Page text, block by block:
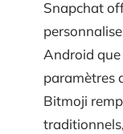
Snapchat
Android que
paramètres
Bitmoji